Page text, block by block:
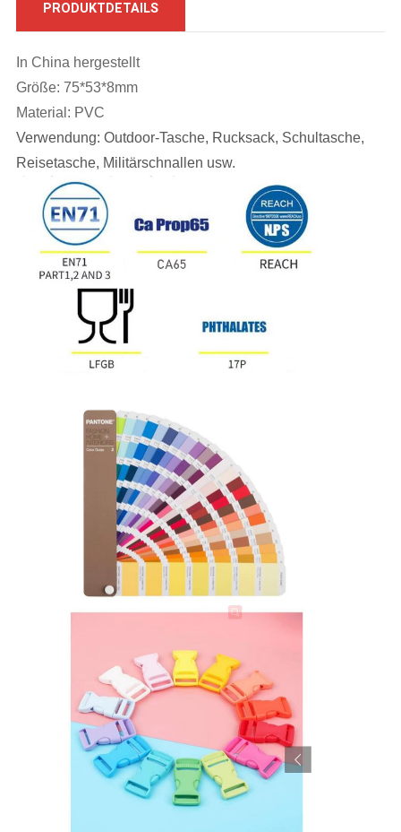
PRODUKTDETAILS
In China hergestellt
Größe: 75*53*8mm
Material: PVC
Verwendung: Outdoor-Tasche, Rucksack, Schultasche,
Reisetasche, Militärschnallen usw.